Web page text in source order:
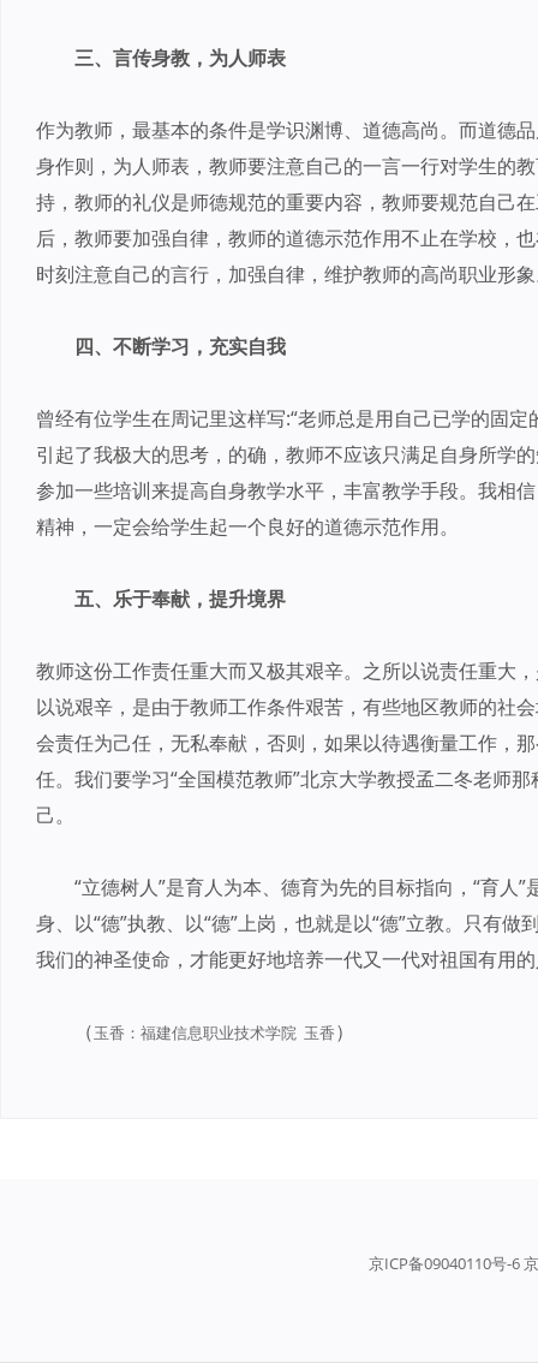
三、言传身教，为人师表
作为教师，最基本的条件是学识渊博、道德高尚。而道德
身作则，为人师表，教师要注意自己的一言一行对学生的
持，教师的礼仪是师德规范的重要内容，教师要规范自己
后，教师要加强自律，教师的道德示范作用不止在学校，
时刻注意自己的言行，加强自律，维护教师的高尚职业形
四、不断学习，充实自我
曾经有位学生在周记里这样写:“老师总是用自己已学的固
引起了我极大的思考，的确，教师不应该只满足自身所学
参加一些培训来提高自身教学水平，丰富教学手段。我相
精神，一定会给学生起一个良好的道德示范作用。
五、乐于奉献，提升境界
教师这份工作责任重大而又极其艰辛。之所以说责任重大
以说艰辛，是由于教师工作条件艰苦，有些地区教师的社
会责任为己任，无私奉献，否则，如果以待遇衡量工作，
任。我们要学习“全国模范教师”北京大学教授孟二冬老师
己。
“立德树人”是育人为本、德育为先的目标指向，“育人
身、以“德”执教、以“德”上岗，也就是以“德”立教。只有
我们的神圣使命，才能更好地培养一代又一代对祖国有用
（玉香： 福建信息职业技术学院 玉香）
京ICP备09040110号-6